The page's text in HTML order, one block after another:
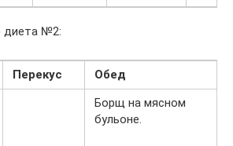
диета №2:
Перекус Обед
Борщ на мясном
бульоне.